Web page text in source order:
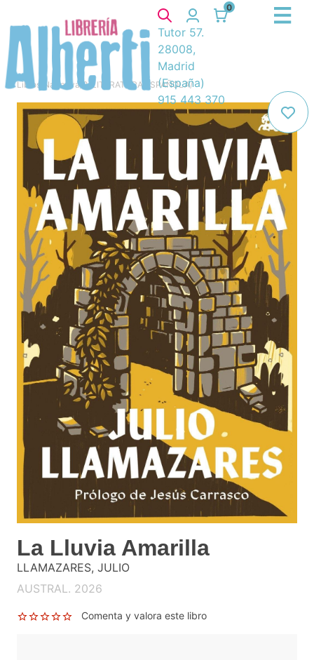
0
Tutor 57.
28008,
Madrid
(España)
915 443 370
Libros Narrativa/ 8. LITERATURA ESPAÑOLA/
La Lluvia Amarilla
LLAMAZARES, JULIO
AUSTRAL. 2026
Comenta y valora este libro